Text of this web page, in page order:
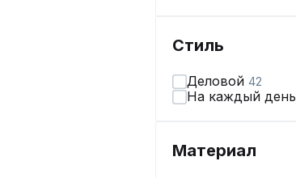
Стиль
Деловой 42
На каждый день
Материал